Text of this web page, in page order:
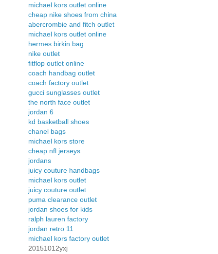
michael kors outlet online
cheap nike shoes from china
abercrombie and fitch outlet
michael kors outlet online
hermes birkin bag
nike outlet
fitflop outlet online
coach handbag outlet
coach factory outlet
gucci sunglasses outlet
the north face outlet
jordan 6
kd basketball shoes
chanel bags
michael kors store
cheap nfl jerseys
jordans
juicy couture handbags
michael kors outlet
juicy couture outlet
puma clearance outlet
jordan shoes for kids
ralph lauren factory
jordan retro 11
michael kors factory outlet
20151012yxj